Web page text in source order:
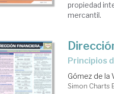
propiedad
mercantil.
principios
Gómez de la
Simon Charts